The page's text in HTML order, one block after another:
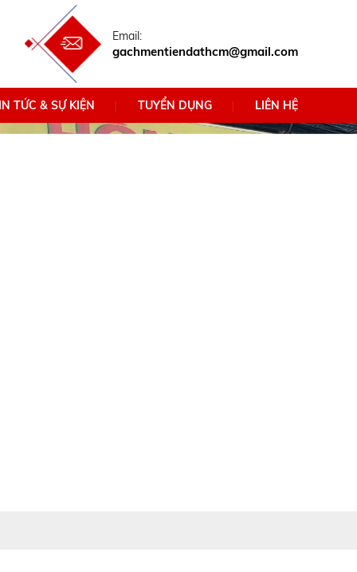
Email:
gachmentiendathcm@gmail.com
TỨC & SỰ KIỆN TUYỂN DỤNG LIÊN HỆ